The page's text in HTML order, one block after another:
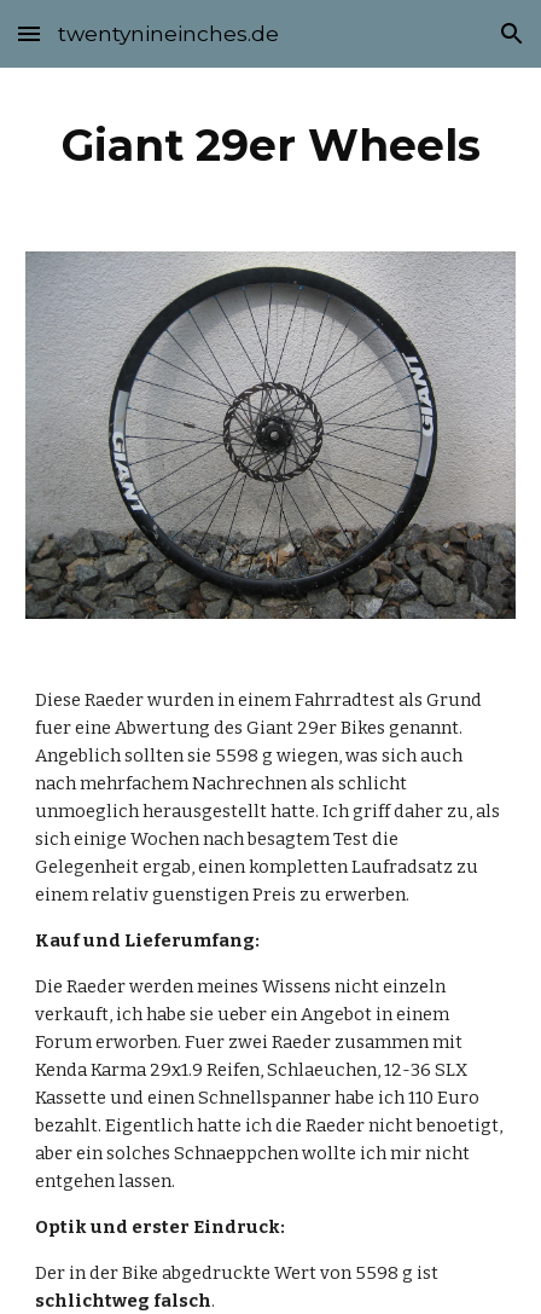
Skip to main content Skip to navigation
twentynineinches.de
Giant 29er Wheels
Diese Raeder wurden in einem Fahrradtest als Grund
fuer eine Abwertung des Giant 29er Bikes genannt.
Angeblich sollten sie 5598 g wiegen, was sich auch
nach mehrfachem Nachrechnen als schlicht
unmoeglich herausgestellt hatte. Ich griff daher zu, als
sich einige Wochen nach besagtem Test die
Gelegenheit ergab, einen kompletten Laufradsatz zu
einem relativ guenstigen Preis zu erwerben.
Kauf und Lieferumfang:
Die Raeder werden meines Wissens nicht einzeln
verkauft, ich habe sie ueber ein Angebot in einem
Forum erworben. Fuer zwei Raeder zusammen mit
Kenda Karma 29x1.9 Reifen, Schlaeuchen, 12-36 SLX
Kassette und einen Schnellspanner habe ich 110 Euro
bezahlt. Eigentlich hatte ich die Raeder nicht benoetigt,
aber ein solches Schnaeppchen wollte ich mir nicht
entgehen lassen.
Optik und erster Eindruck:
schlichtweg falsch.